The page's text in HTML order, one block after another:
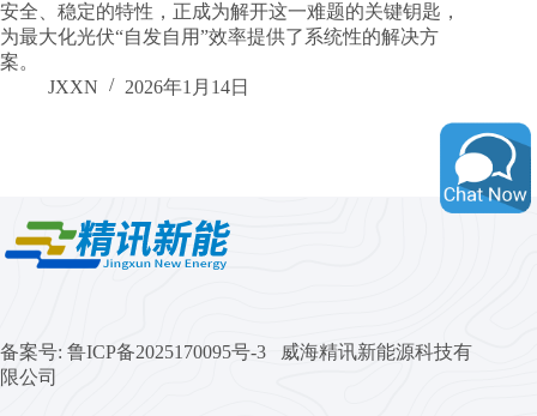
安全、稳定的特性，正成为解开这一难题的关键钥匙，
为最大化光伏“自发自用”效率提供了系统性的解决方
案。
JXXN
2026年1月14日
备案号: 鲁ICP备2025170095号-3 威海精讯新能源科技有
限公司